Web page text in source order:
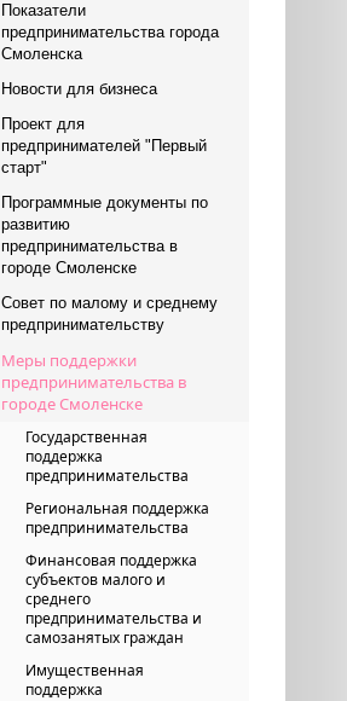
Показатели
предпринимательства города
Смоленска
Новости для бизнеса
Проект для
предпринимателей "Первый
старт"
Программные документы по
развитию
предпринимательства в
городе Смоленске
Совет по малому и среднему
предпринимательству
Меры поддержки
предпринимательства в
городе Смоленске
Государственная
поддержка
предпринимательства
Региональная поддержка
предпринимательства
Финансовая поддержка
субъектов малого и
среднего
предпринимательства и
самозанятых граждан
Имущественная
поддержка